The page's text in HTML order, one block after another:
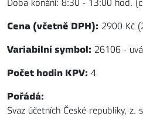
Doba konání: 8:30 - 13:00 hod.
Cena (včetně DPH): 2900 Kč
Variabilní symbol: 26106 -
Počet hodin KPV: 4
Pořádá:
Svaz účetních České republiky, z.